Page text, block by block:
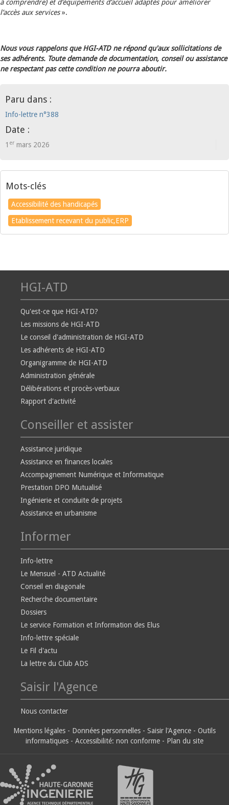
à comprendre) et d’équipements d’accueil adaptés pour améliorer
l’accès aux services».
Nous vous rappelons que HGI-ATD ne répond qu'aux sollicitations de
ses adhérents. Toute demande de documentation, conseil ou assistance
ne respectant pas cette condition ne pourra aboutir.
Paru dans :
Info-lettre n°388
Date :
1 er mars 2026
Mots-clés
Accessibilité des handicapés
Etablissement recevant du public,ERP
HGI-ATD
Qu'est-ce que HGI-ATD?
Les missions de HGI-ATD
Le conseil d'administration de HGI-ATD
Les adhérents de HGI-ATD
Organigramme de HGI-ATD
Administration générale
Délibérations et procès-verbaux
Rapport d'activité
Conseiller et assister
Assistance juridique
Assistance en finances locales
Accompagnement Numérique et Informatique
Prestation DPO Mutualisé
Ingénierie et conduite de projets
Assistance en urbanisme
Informer
Info-lettre
Le Mensuel - ATD Actualité
Conseil en diagonale
Recherche documentaire
Dossiers
Le service Formation et Information des Elus
Info-lettre spéciale
Le Fil d'actu
La lettre du Club ADS
Saisir l'Agence
Nous contacter
Mentions légales - Données personnelles - Saisir l'Agence - Outils
informatiques - Accessibilité: non conforme - Plan du site